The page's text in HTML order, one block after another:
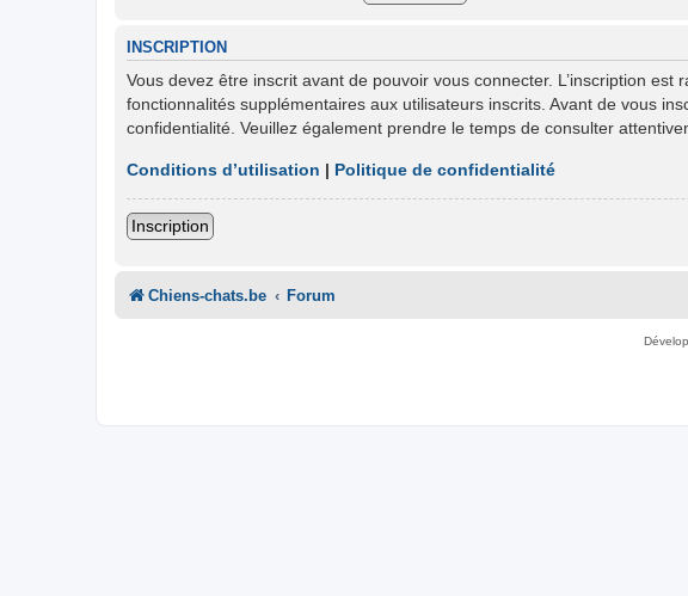
INSCRIPTION
Vous devez être inscrit avant de pouvoir vous connecter. L’inscription
fonctionnalités supplémentaires aux utilisateurs inscrits. Avant de vous
confidentialité. Veuillez également prendre le temps de consulter
Conditions d’utilisation | Politique de confidentialité
Inscription
Chiens-chats.be Forum